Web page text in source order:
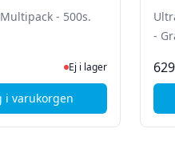
Multipack - 500s.
Ej i lager, besök
Ej i lager
i varukorgen
, Brother LC 421XL -
-